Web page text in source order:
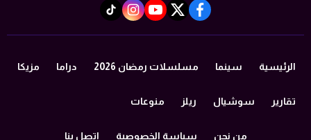
facebook
twitter
youtube
instagram
tiktok
الرئيسية سينما مسلسلات رمضان 2026 دراما مزيكا
تقارير سوشيال ريلز منوعات
من نحن سياسة الخصوصية اتصل بنا